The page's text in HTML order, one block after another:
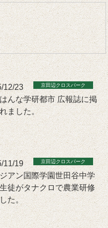
12/23
んな学研都市 広報誌に掲
ました。
11/19
アン国際学園世田谷中学
徒がタナクロで農業研修
た。